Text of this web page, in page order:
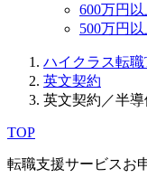
600万円以
500万円以
ハイクラス転職
英文契約
英文契約／半
TOP
転職支援サービスお